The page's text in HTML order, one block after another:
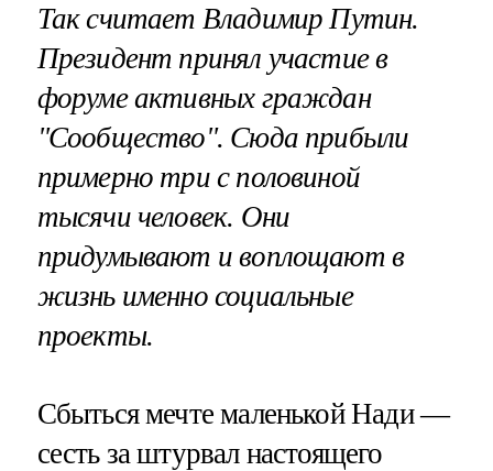
Так считает Владимир Путин.
Президент принял участие в
форуме активных граждан
"Сообщество". Сюда прибыли
примерно три с половиной
тысячи человек. Они
придумывают и воплощают в
жизнь именно социальные
проекты.
Сбыться мечте маленькой Нади —
сесть за штурвал настоящего